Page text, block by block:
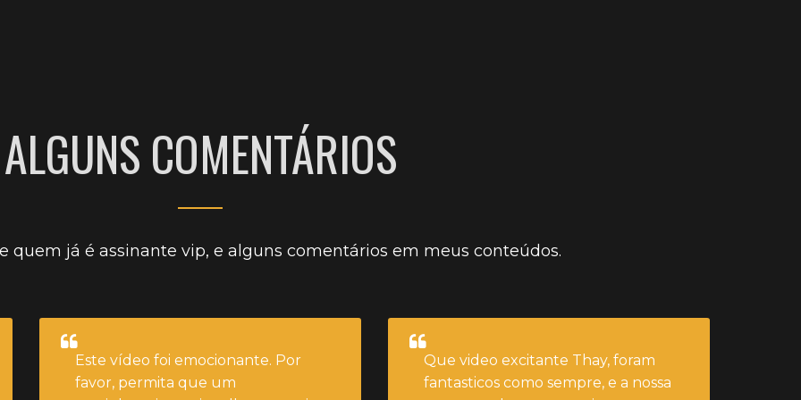
ALGUNS COMENTÁRIOS
quem já é assinante vip, e alguns comentários em meus conteúdos.
Este vídeo foi emocionante. Por
favor, permita que um
Que video excitante Thay, foram
fantasticos como sempre, e a nossa